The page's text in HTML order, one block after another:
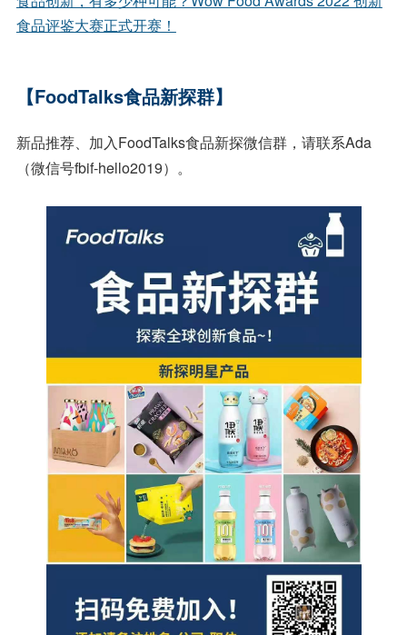
食品评鉴大赛正式开赛！
【FoodTalks食品新探群】
新品推荐、加入FoodTalks食品新探微信群，请联系Ada
（微信号fbif-hello2019）。